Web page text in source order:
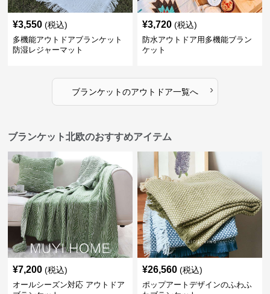
¥3,550 (税込)
多機能アウトドアブランケット
防湿レジャーマット
¥3,720 (税込)
防水アウトドア用多機能ブラン
ケット
ブランケットのアウトドア一覧へ ›
ブランケット北欧のおすすめアイテム
¥7,200 (税込)
オールシーズン対応 アウトドア
¥26,560 (税込)
ポップアートデザインのふわふ